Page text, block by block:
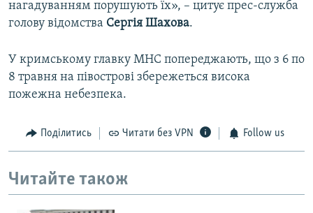
нагадуванням порушують їх», – цитує прес-служба
голову відомства Сергія Шахова.
У кримському главку МНС попереджають, що з 6 по
8 травня на півострові збережеться висока
пожежна небезпека.
Поділитись Читати без VPN Follow us
Читайте також